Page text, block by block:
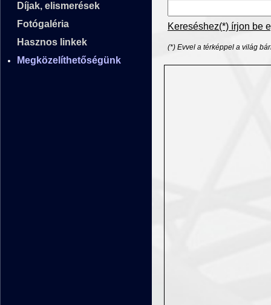
Díjak, elismerések
Fotógaléria
Hasznos linkek
Megközelíthetőségünk
Kereséshez(*) írjon be
(*) Evvel a térképpel a világ